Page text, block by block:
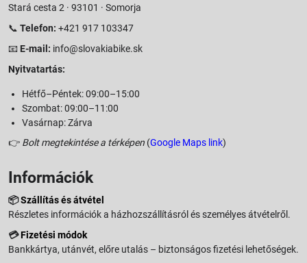
Stará cesta 2 · 93101 · Somorja
📞 Telefon: +421 917 103347
📧 E-mail: info@slovakiabike.sk
Nyitvatartás:
Hétfő–Péntek: 09:00–15:00
Szombat: 09:00–11:00
Vasárnap: Zárva
👉 Bolt megtekintése a térképen (Google Maps link)
Információk
📦Szállítás és átvétel
Részletes információk a házhozszállításról és személyes átvételről.
💳Fizetési módok
Bankkártya, utánvét, előre utalás – biztonságos fizetési lehetőségek.